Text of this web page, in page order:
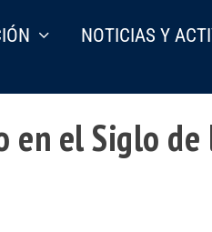
NOTICIAS Y
en el Siglo de